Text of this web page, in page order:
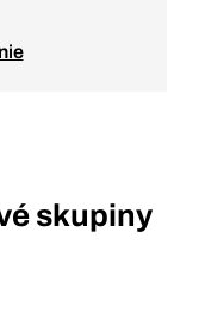
skupiny